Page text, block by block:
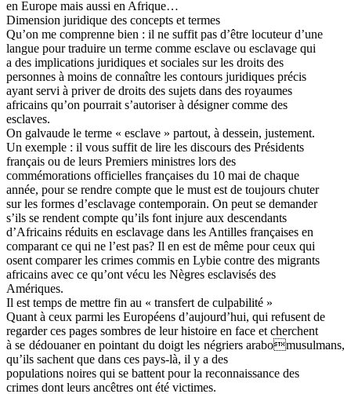
en Europe mais aussi en Afrique…
Dimension juridique des concepts et termes
Qu’on me comprenne bien : il ne suffit pas d’être locuteur d’une
langue pour traduire un terme comme esclave ou esclavage qui
a des implications juridiques et sociales sur les droits des
personnes à moins de connaître les contours juridiques précis
ayant servi à priver de droits des sujets dans des royaumes
africains qu’on pourrait s’autoriser à désigner comme des
esclaves.
On galvaude le terme « esclave » partout, à dessein, justement.
Un exemple : il vous suffit de lire les discours des Présidents
français ou de leurs Premiers ministres lors des
commémorations officielles françaises du 10 mai de chaque
année, pour se rendre compte que le must est de toujours chuter
sur les formes d’esclavage contemporain. On peut se demander
s’ils se rendent compte qu’ils font injure aux descendants
d’Africains réduits en esclavage dans les Antilles françaises en
comparant ce qui ne l’est pas? Il en est de même pour ceux qui
osent comparer les crimes commis en Lybie contre des migrants
africains avec ce qu’ont vécu les Nègres esclavisés des
Amériques.
Il est temps de mettre fin au « transfert de culpabilité »
Quant à ceux parmi les Européens d’aujourd’hui, qui refusent de
regarder ces pages sombres de leur histoire en face et cherchent
à se dédouaner en pointant du doigt les négriers arabomusulmans,
qu’ils sachent que dans ces pays-là, il y a des
populations noires qui se battent pour la reconnaissance des
crimes dont leurs ancêtres ont été victimes.